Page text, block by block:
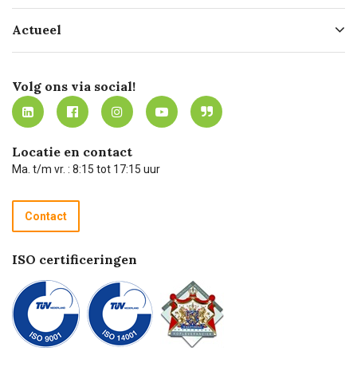
Missie
Werken bij Carel Lurvink
MVO
Bezorgen
Mijn Carel Lurvink
Mijn Carel Lurvink instructievideo's
Carel Lurvink App
Hulp op afstand
Technische dienst
Recycle programma
Betalen
Actueel
Innovation LAB
Tevreden klanten
Carel Lurvink Blog
Carel de podcast
Volg ons via social!
Locatie en contact
Ma. t/m vr. : 8:15 tot 17:15 uur
Contact
ISO certificeringen